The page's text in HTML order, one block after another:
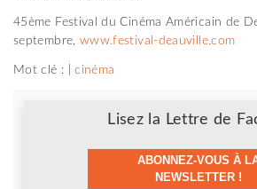
45ème Festival du Cinéma Américain de
septembre, www.festival-deauville.com
Mot clé : |cinéma
Lisez la Lettre de
ABONNEZ-VOUS À
NEWSLETTER !